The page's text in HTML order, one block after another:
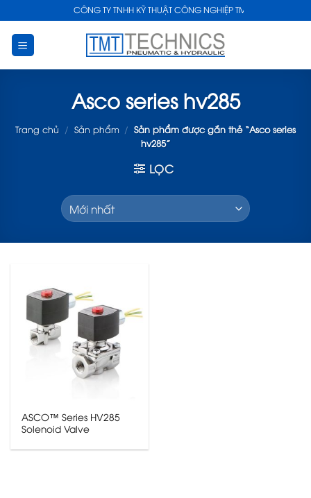
to
content
CÔNG TY TNHH KỸ THUẬT CÔNG NGHIỆP TMT
Asco series hv285
Trang chủ / Sản phẩm / Sản phẩm được gắn thẻ “Asco series
hv285”
LỌC
ASCO™ Series HV285
Solenoid Valve